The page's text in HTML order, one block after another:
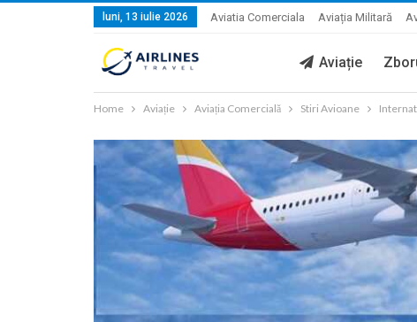
luni, 13 iulie 2026 Aviatia Comerciala Aviația Militară
Aviație
Home Aviație Aviația Comercială Stiri Avioane